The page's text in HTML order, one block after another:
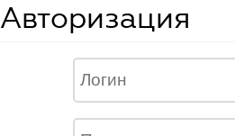
Авторизация